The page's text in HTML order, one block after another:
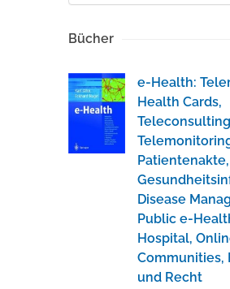
Bücher
e-Health:
Health Cards,
Patientenakte,
Disease
Public e-
Hospital,
Communities,
und Recht